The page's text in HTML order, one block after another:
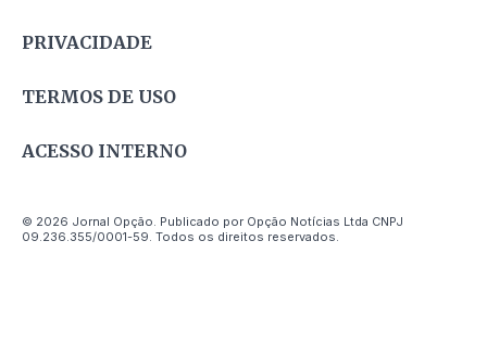
PRIVACIDADE
TERMOS DE USO
ACESSO INTERNO
© 2026 Jornal Opção. Publicado por Opção Notícias Ltda CNPJ
09.236.355/0001-59. Todos os direitos reservados.